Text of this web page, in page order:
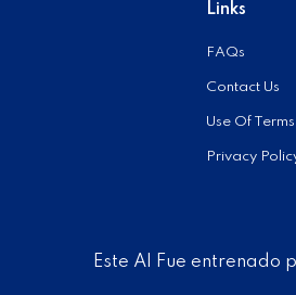
Links
FAQs
Contact Us
Use Of Terms
Privacy
Este AI Fue entrenado